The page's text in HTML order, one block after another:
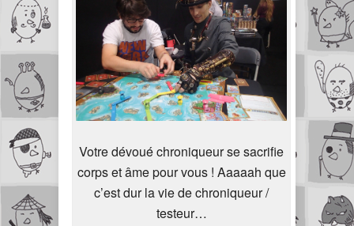
Votre dévoué chroniqueur se sacrifie
corps et âme pour vous ! Aaaaah que
c’est dur la vie de chroniqueur /
testeur…